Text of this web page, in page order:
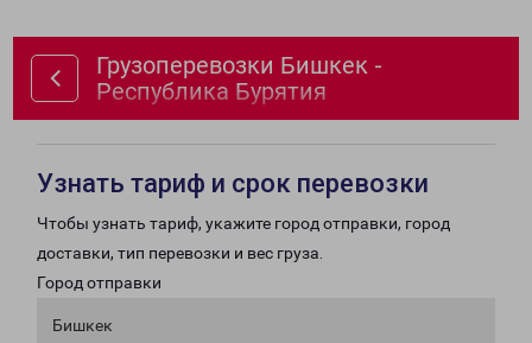
Грузоперевозки Бишкек -
Республика Бурятия
Узнать тариф и срок перевозки
Чтобы узнать тариф, укажите город отправки, город
доставки, тип перевозки и вес груза.
Город отправки
Бишкек